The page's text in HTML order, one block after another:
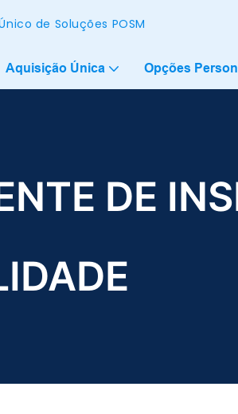
de Soluções POSM
Aquisição Única Opções
DE